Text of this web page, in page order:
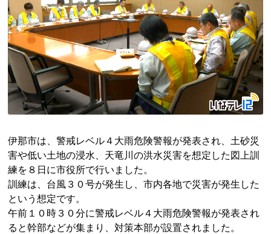
伊那市は、警戒レベル４大雨危険警報が発表され、土砂災
害や低い土地の浸水、天竜川の洪水災害を想定した図上訓
練を８日に市役所で行いました。
訓練は、台風３０号が発生し、市内各地で災害が発生した
という想定です。
午前１０時３０分に警戒レベル４大雨危険警報が発表され
ると幹部などが集まり、対策本部が設置されました。